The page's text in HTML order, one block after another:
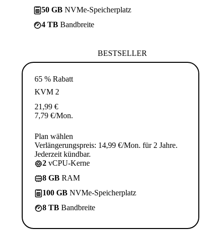
50 GB NVMe-Speicherplatz
4 TB Bandbreite
BESTSELLER
65 % Rabatt
KVM 2
21,99 €
7,79 €/Mon.
Plan wählen
Verlängerungspreis: 14,99 €/Mon. für 2 Jahre.
Jederzeit kündbar.
2 vCPU-Kerne
8 GB RAM
100 GB NVMe-Speicherplatz
8 TB Bandbreite